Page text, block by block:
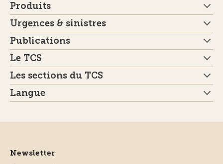
Produits
Urgences & sinistres
Publications
Le TCS
Les sections du TCS
Langue
Newsletter